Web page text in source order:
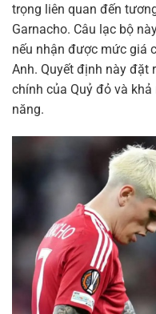
trọng liên quan đến
Garnacho. Câu lạc bộ
nếu nhận được mức giá
Anh. Quyết định này đặt
chính của Quỷ đỏ và
năng.